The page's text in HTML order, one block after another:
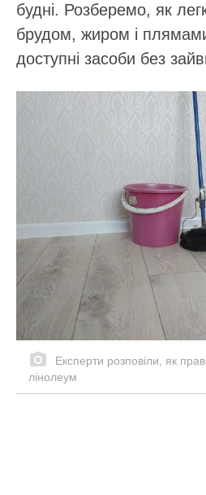
будні. Розберемо, як
брудом, жиром і
доступні засоби без
Експерти розповіли, як
лінолеум